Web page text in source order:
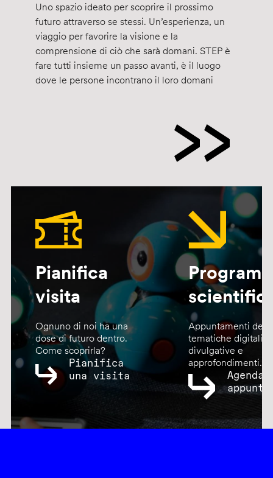
Uno spazio ideato per scoprire il prossimo
futuro attraverso se stessi. Un’esperienza, un
viaggio per favorire la visione e la
comprensione di ciò che sarà domani. STEP è
fare tutti insieme un passo avanti, è il luogo
dove le persone incontrano il loro domani
Pianifica
visita
Ognuno di noi ha una
dose di futuro dentro.
Come scoprirla?
Pianifica
una visita
Appuntamenti
tematiche digitali,
divulgative e
approfondimenti.
Agenda